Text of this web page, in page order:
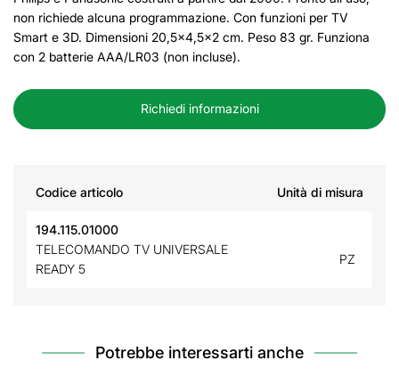
non richiede alcuna programmazione. Con funzioni per TV
Smart e 3D. Dimensioni 20,5x4,5x2 cm. Peso 83 gr. Funziona
con 2 batterie AAA/LR03 (non incluse).
Richiedi informazioni
Codice articolo Unità di misura
194.115.01000
TELECOMANDO TV UNIVERSALE
READY 5
PZ
Potrebbe interessarti anche